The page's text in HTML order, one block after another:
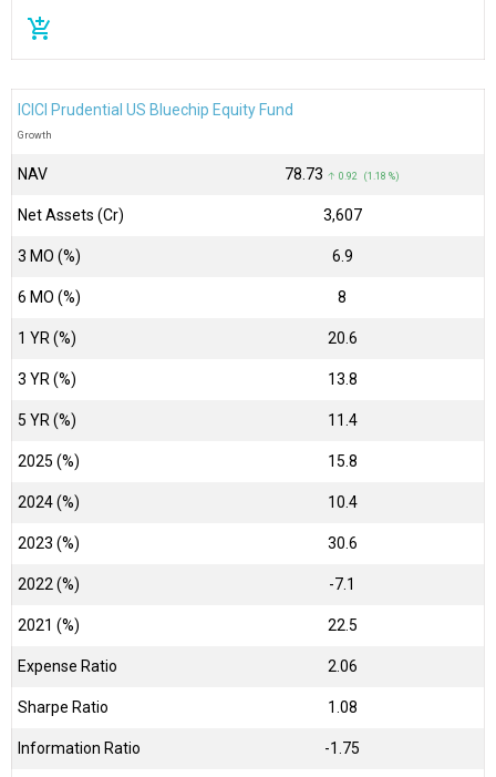
add_shopping_cart
ICICI Prudential US Bluechip Equity Fund
Growth
NAV ₹78.73 ↑ 0.92 (1.18 %)
Net Assets (Cr) ₹3,607
3 MO (%) 6.9
6 MO (%) 8
1 YR (%) 20.6
3 YR (%) 13.8
5 YR (%) 11.4
2025 (%) 15.8
2024 (%) 10.4
2023 (%) 30.6
2022 (%) -7.1
2021 (%) 22.5
Expense Ratio 2.06
Sharpe Ratio 1.08
Information Ratio -1.75